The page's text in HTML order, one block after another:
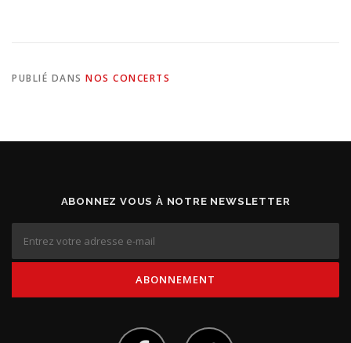
PUBLIÉ DANS NOS CONCERTS
ABONNEZ VOUS À NOTRE NEWSLETTER